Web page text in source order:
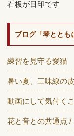
看板が目印です
ブログ「琴ととも
練習を見守る愛猫
暑い夏、三味線の
動画にして気付く
花と音との共通点 /